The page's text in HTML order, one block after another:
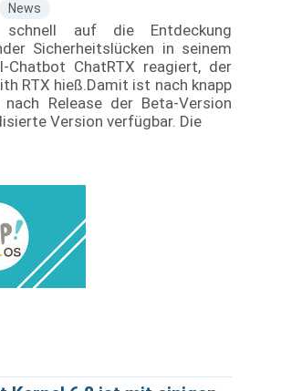
News
auf die Entdeckung
Sicherheitslücken in seinem
Chatbot ChatRTX reagiert, der
RTX hieß.Damit ist nach knapp
Release der Beta-Version
Version verfügbar. Die